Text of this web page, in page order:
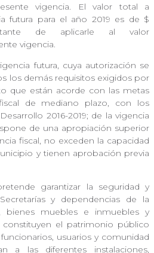
vigencia. El valor total a
futura para el año 2019 es de $
de aplicarle al valor
vigencia.
futura, cuya autorización se
los demás requisitos exigidos por
que están acorde con las metas
de mediano plazo, con los
2016-2019; de la vigencia
de una apropiación superior
fiscal, no exceden la capacidad
y tienen aprobación previa
garantizar la seguridad y
y dependencias de la
bienes muebles e inmuebles y
el patrimonio público
usuarios y comunidad
a las diferentes instalaciones,